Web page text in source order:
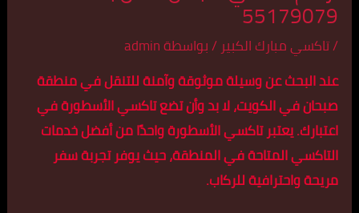
55179079
/تاكسي مبارك الكبير/ بواسطةadmin
عند البحث عن وسيلة موثوقة وآمنة للتنقل في منطقة
صبحان في الكويت، لا بد وأن تضع تاكسي الأسطورة في
اعتبارك. يعتبر تاكسي الأسطورة واحدًا من أفضل خدمات
التاكسي المتاحة في المنطقة، حيث يوفر تجربة سفر
مريحة واحترافية للركاب.